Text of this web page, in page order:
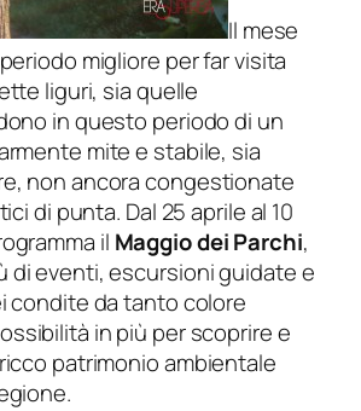
Il mese
migliore per far visita
liguri, sia quelle
in questo periodo di un
mite e stabile, sia
non ancora congestionate
di punta. Dal 25 aprile al 10
il Maggio dei Parchi,
di eventi, escursioni guidate e
condite da tanto colore
in più per scoprire e
patrimonio ambientale